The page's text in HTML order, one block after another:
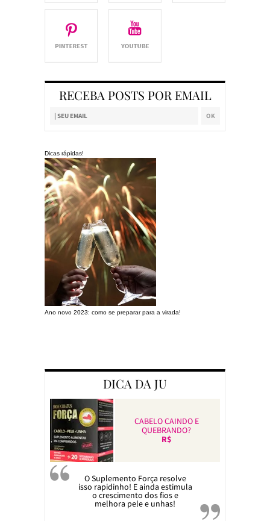
RECEBA POSTS POR EMAIL
Dicas rápidas!
Ano novo 2023: como se preparar para a virada!
DICA DA JU
CABELO CAINDO E
QUEBRANDO?
R$
O Suplemento Força resolve
isso rapidinho! E ainda estimula
o crescimento dos fios e
melhora pele e unhas!